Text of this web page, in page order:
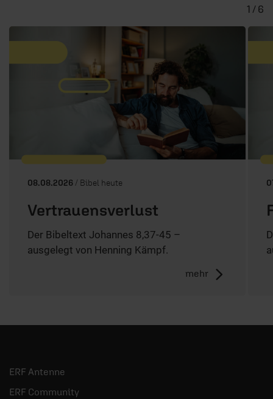
08.08.2026 / Bibel heute
Vertrauensverlust
Der Bibeltext Johannes 8,37-45 –
ausgelegt von Henning Kämpf.
mehr
1 / 6
ERF Antenne
ERF Community